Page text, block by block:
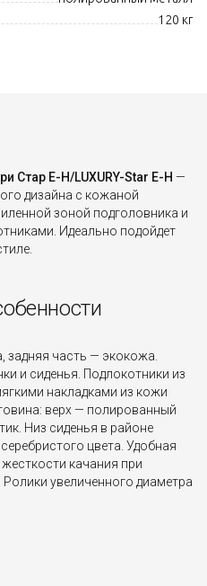
120 кг
Стар Е-Н/LUXURY-Star E-H —
дизайна с кожаной
зоной подголовника и
Идеально подойдет
задняя часть — экокожа.
и сиденья. Подлокотники из
накладками из кожи
верх — полированный
Низ сиденья в районе
цвета. Удобная
качания при
увеличенного диаметра